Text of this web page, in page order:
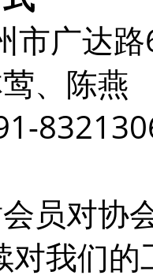
市广达
莺、
员对协
对我们